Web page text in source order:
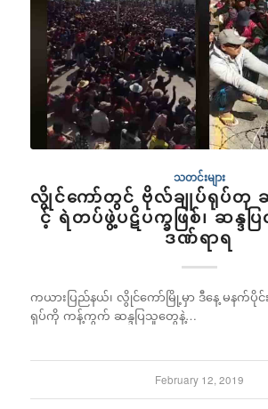
သတင်းများ
လွိုင်ကော်တွင် ဗိုလ်ချုပ်ရုပ်တု ဆန္
င့် ရဲတပ်ဖွဲ့ပဋိပက္ခဖြစ်၊ ဆန္ဒ
ဒဏ်ရာရ
ကယားပြည်နယ်၊ လွိုင်ကော်မြို့မှာ ဒီနေ့ မနက်ပိုင်
ရုပ်ကို ကန့်ကွက် ဆန္ဒပြသူတွေနဲ့…
February 12, 2019